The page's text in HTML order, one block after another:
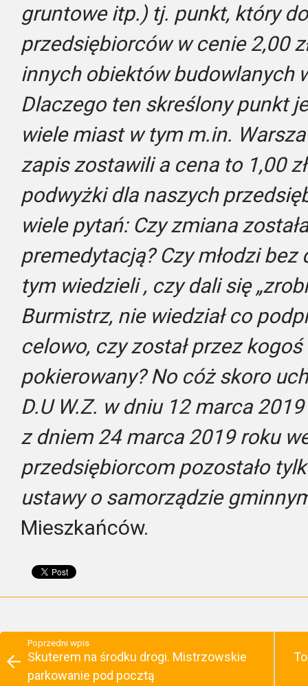
gruntowe itp.) tj. punkt, który
przedsiębiorców w cenie 2,00
innych obiektów budowlanych
Dlaczego ten skreślony punkt
wiele miast w tym m.in.
zapis zostawili a cena to 1,00
podwyżki dla naszych
wiele pytań: Czy zmiana
premedytacją?Czy młodzi
tym wiedzieli , czy dali się
Burmistrz, nie wiedział co
celowo, czy został przez
pokierowany?No cóż skoro
D.U W.Z. w dniu 12 marca
z dniem 24 marca 2019 roku
przedsiębiorcom pozostało
ustawy o samorządzie
Mieszkańców.
Poprzedni wpis
Skuterem na środku drogi. Mistrzowskie
parkowanie pod pocztą